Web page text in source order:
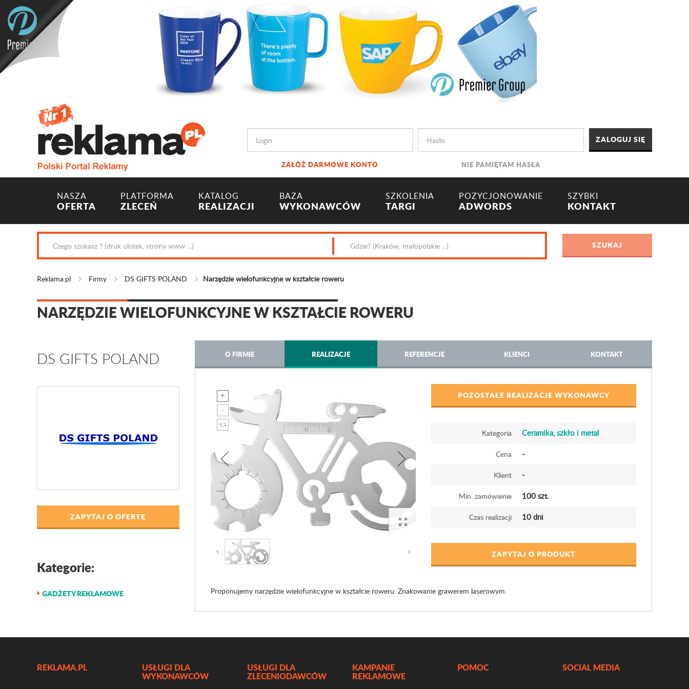
ZAŁÓŻ DARMOWE KONTO NIE PAMIĘTAM HASŁA
NASZA
OFERTA
PLATFORMA
ZLECEŃ
KATALOG
REALIZACJI
BAZA
WYKONAWCÓW
SZKOLENIA
TARGI
POZYCJONOWANIE
ADWORDS
SZYBKI
KONTAKT
Reklama.pl Firmy DS GIFTS POLAND Narzędzie wielofunkcyjne w kształcie roweru
NARZĘDZIE WIELOFUNKCYJNE W KSZTAŁCIE ROWERU
DS GIFTS POLAND
ZAPYTAJ O OFERTĘ
Kategorie:
GADŻETY REKLAMOWE
O FIRMIE REALIZACJE REFERENCJE KLIENCI KONTAKT
POZOSTAŁE REALIZACJE WYKONAWCY
Kategoria Ceramika, szkło i metal
Cena -
Klient -
Min. zamówienie 100 szt.
Czas realizacji 10 dni
ZAPYTAJ O PRODUKT
Proponujemy narzędzie wielofunkcyjne w kształcie roweru. Znakowanie grawerem laserowym.
REKLAMA.PL USŁUGI DLA
WYKONAWCÓW
USŁUGI DLA
ZLECENIODAWCÓW
KAMPANIE
REKLAMOWE
POMOC SOCIAL MEDIA